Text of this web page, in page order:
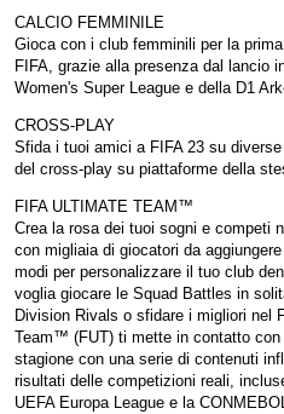
CALCIO FEMMINILE
Gioca con i club femminili per la
FIFA, grazie alla presenza dal lancio
Women's Super League e della D1
CROSS-PLAY
Sfida i tuoi amici a FIFA 23 su
del cross-play su piattaforme della
FIFA ULTIMATE TEAM™
Crea la rosa dei tuoi sogni e competi
con migliaia di giocatori da
modi per personalizzare il tuo club
voglia giocare le Squad Battles in
Division Rivals o sfidare i migliori nel
Team™ (FUT) ti mette in contatto
stagione con una serie di contenuti
risultati delle competizioni reali,
UEFA Europa League e la